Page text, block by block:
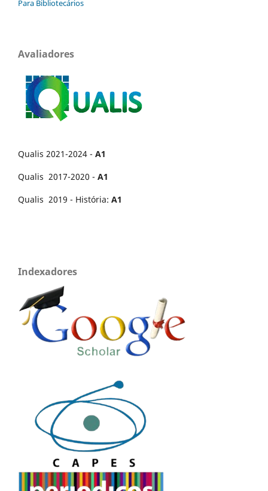
Para Bibliotecários
Avaliadores
Qualis 2021-2024 - A1
Qualis 2017-2020 - A1
Qualis 2019 - História: A1
Indexadores